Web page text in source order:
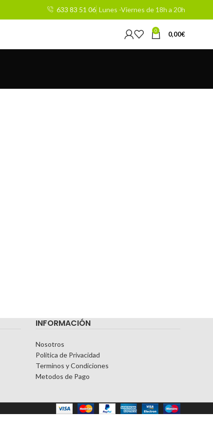
633 83 51 06 Lunes -Viernes de 18h a 20h
0 0,00€
INFORMACIÓN
Nosotros
Politica de Privacidad
Terminos y Condiciones
Metodos de Pago